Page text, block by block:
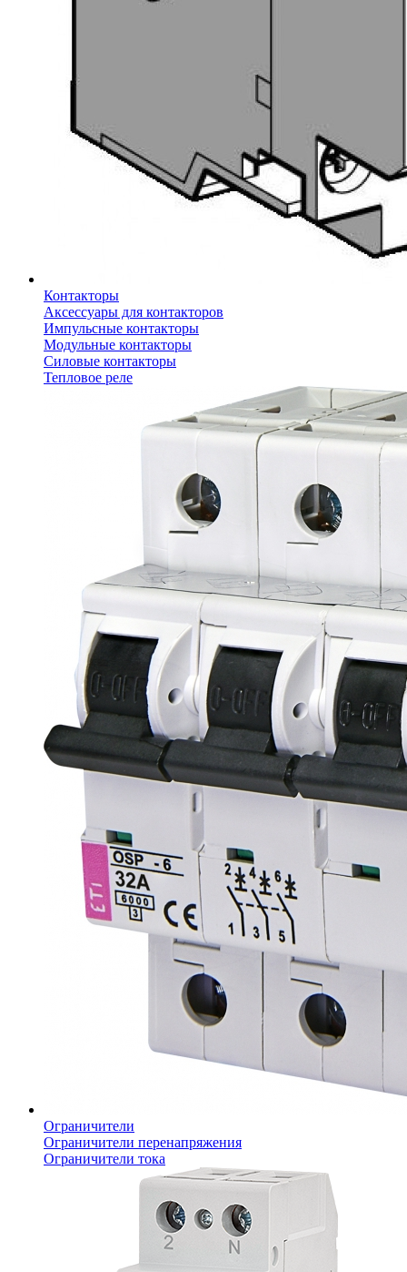
Контакторы
Аксессуары для контакторов
Импульсные контакторы
Модульные контакторы
Силовые контакторы
Тепловое реле
Ограничители
Ограничители перенапряжения
Ограничители тока